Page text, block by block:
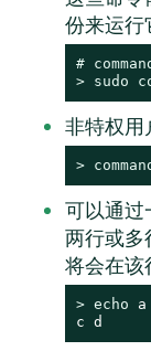
份来运行
#
> sudo
非特权用
>
可以通过
两行或多
将会在该
> echo
c d